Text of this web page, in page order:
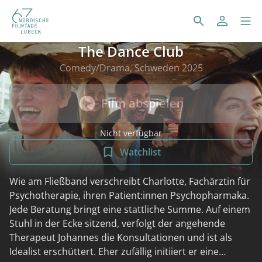
The Dance Club
Comedy/Drama, Schweden 2025
Film abspielen
Nicht verfügbar
Watchlist
Wie am Fließband verschreibt Charlotte, Fachärztin für
Psychotherapie, ihren Patient:innen Psychopharmaka.
Jede Beratung bringt eine stattliche Summe. Auf einem
Stuhl in der Ecke sitzend, verfolgt der angehende
Therapeut Johannes die Konsultationen und ist als
Idealist erschüttert. Eher zufällig initiiert er eine